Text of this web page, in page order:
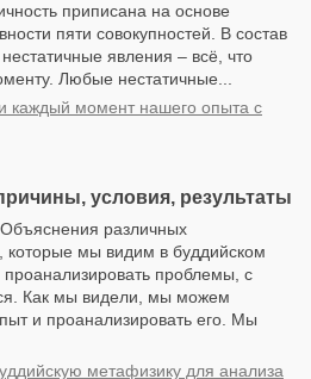
приписана на основе
пяти совокупностей. В состав
явления – всё, что
Любые нестатичные...
каждый момент нашего опыта с
условия, результаты
различных
которые мы видим в буддийском
проблемы, с
Как мы видели, мы можем
и проанализировать его. Мы
метафизику для анализа